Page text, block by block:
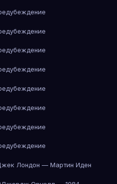
Лондон — Мартин Иден